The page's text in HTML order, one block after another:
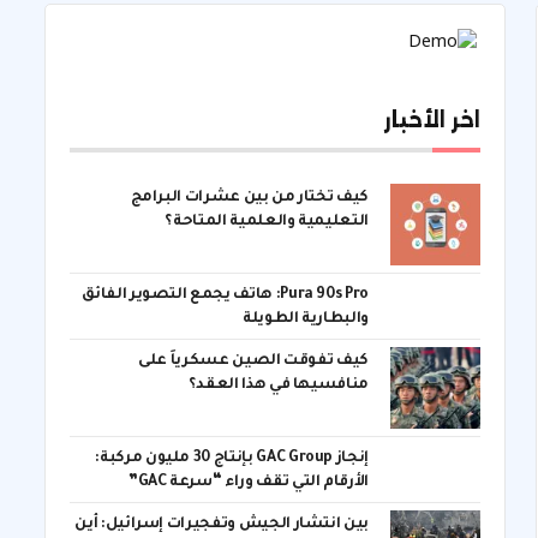
اخر الأخبار
كيف تختار من بين عشرات البرامج
التعليمية والعلمية المتاحة؟
Pura 90s Pro: هاتف يجمع التصوير الفائق
والبطارية الطويلة
كيف تفوقت الصين عسكرياً على
منافسيها في هذا العقد؟
إنجاز GAC Group بإنتاج 30 مليون مركبة:
الأرقام التي تقف وراء “سرعة GAC”
بين انتشار الجيش وتفجيرات إسرائيل: أين